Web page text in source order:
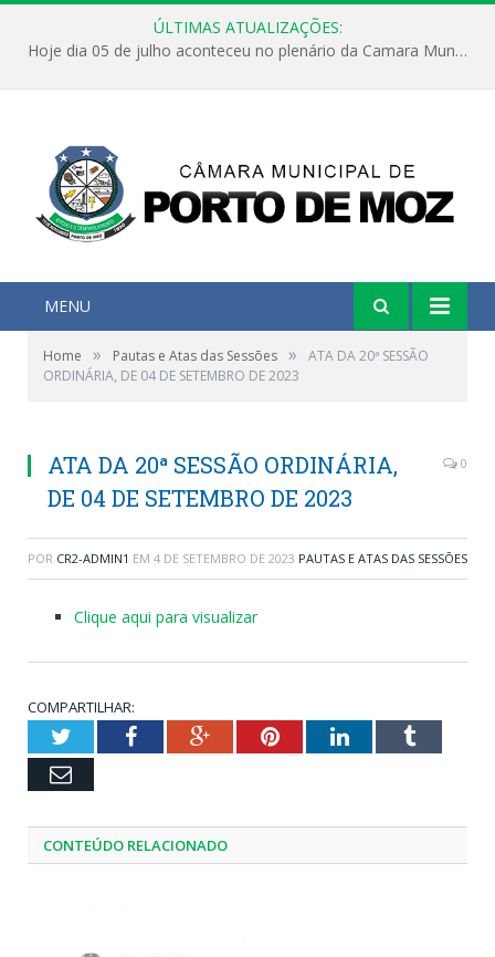
ÚLTIMAS ATUALIZAÇÕES:
Hoje dia 05 de julho aconteceu no plenário da Camara Municipal de Porto de Moz a Sessão Solene de Abertura dos Trabalhos Legislativos 2º Período da 23ª Legislatura
MENU
Home » Pautas e Atas das Sessões »
ATA DA 20ª SESSÃO
ORDINÁRIA, DE 04 DE SETEMBRO DE 2023
ATA DA 20ª SESSÃO ORDINÁRIA,
DE 04 DE SETEMBRO DE 2023
0
POR CR2-ADMIN1 EM 4 DE SETEMBRO DE 2023 PAUTAS E ATAS DAS SESSÕES
Clique aqui para visualizar
COMPARTILHAR:
TwitterFacebookGoogle+PinterestLinkedInTumblr
Email
CONTEÚDO RELACIONADO